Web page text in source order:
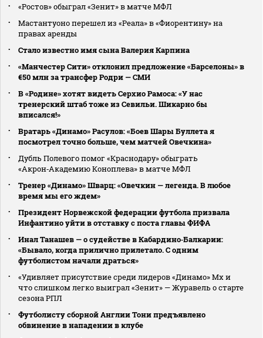
«Ростов» обыграл «Зенит» в матче МФЛ
Мастантуоно перешел из «Реала» в «Фиорентину» на
правах аренды
Стало известно имя сына Валерия Карпина
«Манчестер Сити» отклонил предложение «Барселоны» в
€50 млн за трансфер Родри — СМИ
В «Родине» хотят видеть Серхио Рамоса: «У нас
тренерский штаб тоже из Севильи. Шикарно бы
вписался!»
Вратарь «Динамо» Расулов: «Боев Шары Буллета я
посмотрел точно больше, чем матчей Овечкина»
Дубль Полевого помог «Краснодару» обыграть
«Акрон‑Академию Коноплева» в матче МФЛ
Тренер «Динамо» Шварц: «Овечкин — легенда. В любое
время мы его ждем»
Президент Норвежской федерации футбола призвала
Инфантино уйти в отставку с поста главы ФИФА
Инал Танашев — о судействе в Кабардино‑Балкарии:
«Бывало, когда прилично прилетало. С одним
футболистом начали драться»
«Удивляет присутствие среди лидеров «Динамо» Мх и
что слишком легко выиграл «Зенит» — Журавель о старте
сезона РПЛ
Футболисту сборной Англии Тони предъявлено
обвинение в нападении в клубе